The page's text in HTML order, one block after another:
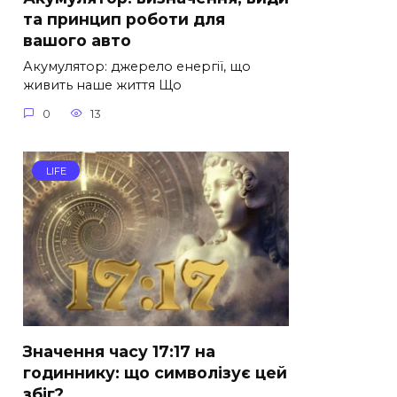
та принцип роботи для
вашого авто
Акумулятор: джерело енергії, що
живить наше життя Що
0 13
LIFE
Значення часу 17:17 на
годиннику: що символізує цей